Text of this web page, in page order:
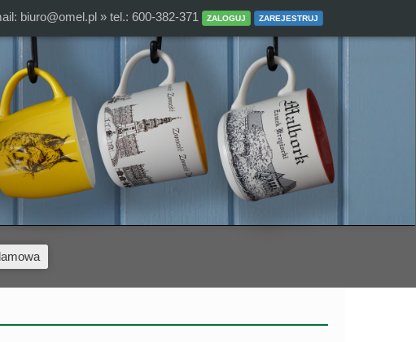
biuro@omel.pl» tel.: 600-382-371 ZALOGUJ ZAREJESTRUJ